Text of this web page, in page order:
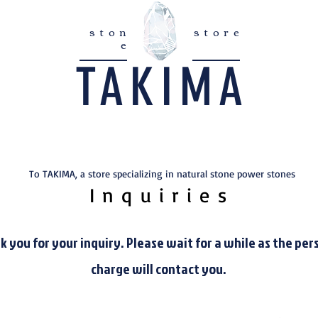
ston
e
store
TAKIMA
To TAKIMA, a store specializing in natural stone power stones
Inquiries
you for your inquiry. Please wait for a while as the
charge will contact you.